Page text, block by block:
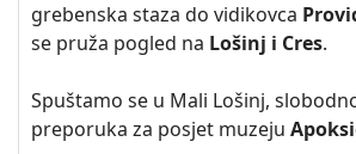
grebenska staza do vidikovca
se pruža pogled na Lošinj i Cres.
Spuštamo se u Mali Lošinj,
preporuka za posjet muzeju